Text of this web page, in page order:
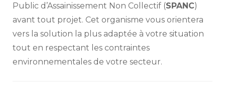
Public d’Assainissement Non Collectif (SPANC)
avant tout projet. Cet organisme vous orientera
vers la solution la plus adaptée à votre situation
tout en respectant les contraintes
environnementales de votre secteur.